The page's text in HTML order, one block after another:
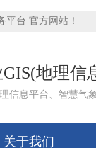
台 官方网站！
地理信
信息平台、智慧气
关于我们